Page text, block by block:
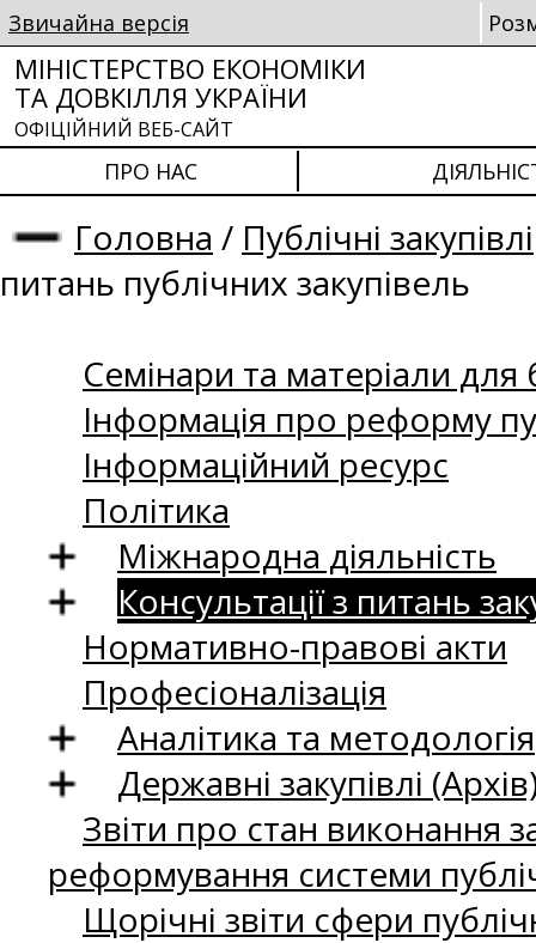
Звичайна версія
МІНІСТЕРСТВО ЕКОНОМІКИ
ТА ДОВКІЛЛЯ УКРАЇНИ
ОФІЦІЙНИЙ ВЕБ-САЙТ
ПРО НАС
Головна / Публічні закупівлі
питань публічних закупівель
Семінари та матеріали для
Інформація про реформу
Інформаційний ресурс
Політика
Міжнародна діяльність
Консультації з питань
Нормативно-правові акти
Професіоналізація
Аналітика та методологія
Державні закупівлі
Звіти про стан виконання
реформування системи
Щорічні звіти сфери